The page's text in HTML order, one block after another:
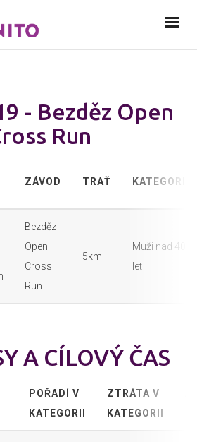
- Bezděz Open
Run
ZÁVOD TRAŤ KATEGORIE
Bezděz
Open
Cross
Run
5km
Muži nad 40
let
A CÍLOVÝ ČAS
POŘADÍ V
KATEGORII
ZTRÁTA V
KATEGORII